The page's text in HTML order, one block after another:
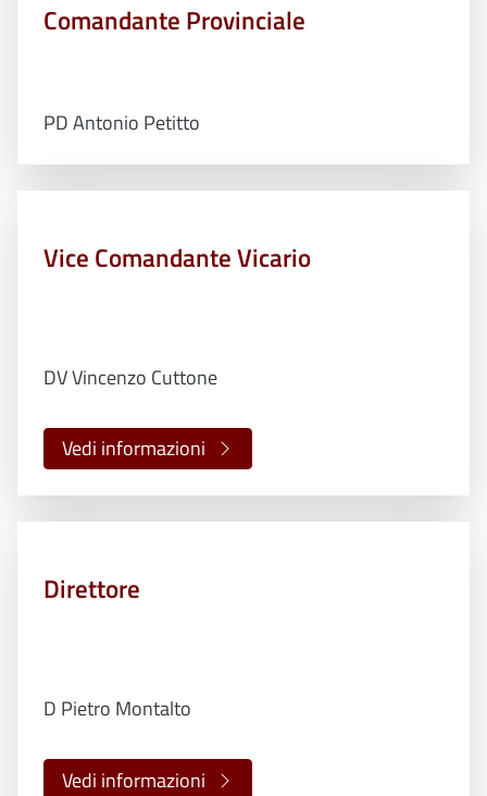
Comandante Provinciale
PD Antonio Petitto
Vice Comandante Vicario
DV Vincenzo Cuttone
Vedi informazioni
Direttore
D Pietro Montalto
Vedi informazioni